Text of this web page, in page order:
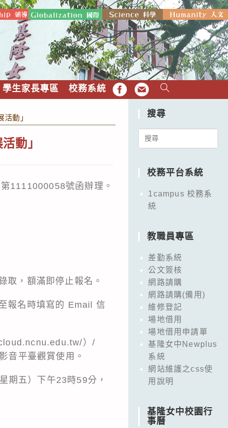
學生家長專區 校務系統 FB EMAIL
動」
動」
1111000058號函辦理。
取，額滿即停止報名。
報名時填寫的 Email 信
）/
音平臺觀賞使用。
期五）下午23時59分，
搜尋
Search
校務平台系統
1campus 校務系
統
教職員專區
差勤系統
公文簽核
網路請購
網路請購(備用)
維修登記
場地借用
場地借用申請單
基隆女中Newplus
系統
網站維護之css使
用說明
基隆女中校園行
事曆